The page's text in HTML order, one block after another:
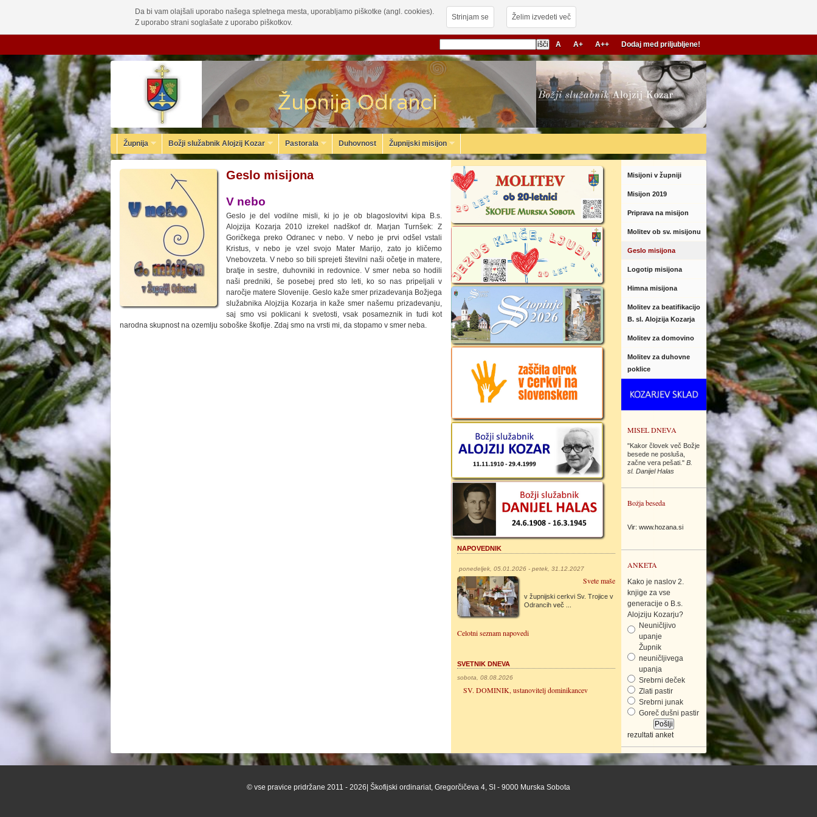
Da bi vam olajšali uporabo našega spletnega mesta, uporabljamo piškotke (angl. cookies).
Z uporabo strani soglašate z uporabo piškotkov.
Strinjam se Želim izvedeti več
A A+ A++ Dodaj med priljubljene!
Župnija Božji služabnik Alojzij Kozar Pastorala Duhovnost Župnijski misijon
Misijoni v župniji
Misijon 2019
Priprava na misijon
Molitev ob sv. misijonu
Geslo misijona
Logotip misijona
Himna misijona
Molitev za beatifikacijo
B. sl. Alojzija Kozarja
Molitev za domovino
Molitev za duhovne
poklice
MISEL DNEVA
"Kakor človek več Božje
besede ne posluša,
začne vera pešati." B.
sl. Danijel Halas
Božja beseda
Vir: www.hozana.si
ANKETA
Kako je naslov 2.
knjige za vse
generacije o B.s.
Alojziju Kozarju?
Neuničljivo
upanje
Župnik
neuničljivega
upanja
Srebrni deček
Zlati pastir
Srebrni junak
Goreč dušni pastir
rezultati anket
Geslo misijona
V nebo
Geslo je del vodilne misli, ki jo je ob blagoslovitvi kipa B.s.
Alojzija Kozarja 2010 izrekel nadškof dr. Marjan Turnšek: Z
Goričkega preko Odranec v nebo. V nebo je prvi odšel vstali
Kristus, v nebo je vzel svojo Mater Marijo, zato jo kličemo
Vnebovzeta. V nebo so bili sprejeti številni naši očetje in matere,
bratje in sestre, duhovniki in redovnice. V smer neba so hodili
naši predniki, še posebej pred sto leti, ko so nas pripeljali v
naročje matere Slovenije. Geslo kaže smer prizadevanja Božjega
služabnika Alojzija Kozarja in kaže smer našemu prizadevanju,
saj smo vsi poklicani k svetosti, vsak posameznik in tudi kot
narodna skupnost na ozemlju soboške škofije. Zdaj smo na vrsti mi, da stopamo v smer neba.
NAPOVEDNIK
ponedeljek, 05.01.2026 - petek, 31.12.2027
Svete maše
v župnijski cerkvi Sv. Trojice v
Odrancih več ...
Celotni seznam napovedi
SVETNIK DNEVA
sobota, 08.08.2026
SV. DOMINIK, ustanovitelj dominikancev
© vse pravice pridržane 2011 - 2026| Škofijski ordinariat, Gregorčičeva 4, SI - 9000 Murska Sobota